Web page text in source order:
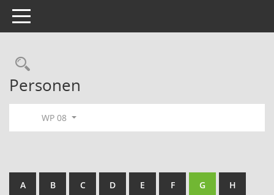
Toggle navigation
Rechercheauswahl
Personen
WP 08
A B C D E F G H